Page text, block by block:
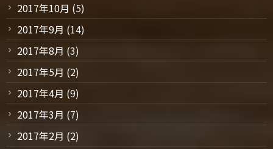
2017年10月 (5)
2017年9月 (14)
2017年8月 (3)
2017年5月 (2)
2017年4月 (9)
2017年3月 (7)
2017年2月 (2)